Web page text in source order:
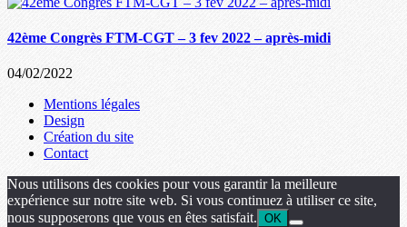
42ème Congrès FTM-CGT – 3 fev 2022 – après-midi
04/02/2022
Mentions légales
Design
Création du site
Contact
Nous utilisons des cookies pour vous garantir la meilleure
expérience sur notre site web. Si vous continuez à utiliser ce site,
nous supposerons que vous en êtes satisfait. OK